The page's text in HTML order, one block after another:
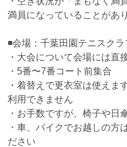
満員になっていることがあ
◾️会場：千葉田園テニスク
・大会について会場には直
・5番〜7番コート前集合
・着替えで更衣室は使えま
利用できません
・お手数ですが、椅子や日
・車、バイクでお越しの方
ださい